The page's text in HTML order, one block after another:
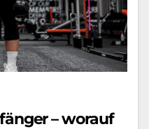
– worauf